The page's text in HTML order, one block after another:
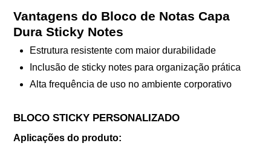
Vantagens do Bloco de Notas Capa
Dura Sticky Notes
Estrutura resistente com maior durabilidade
Inclusão de sticky notes para organização prática
Alta frequência de uso no ambiente corporativo
BLOCO STICKY PERSONALIZADO
Aplicações do produto: